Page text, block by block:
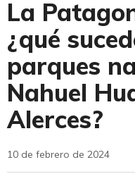
La
¿qué
parques
Nahuel
Alerces?
10 de febrero de 2024